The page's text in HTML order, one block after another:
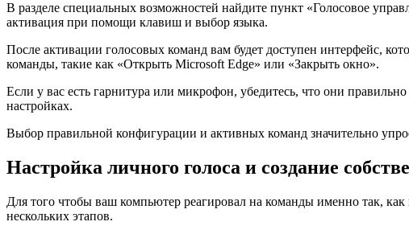
В разделе специальных возможностей найдите пункт «Голосовое
активация при помощи клавиш и выбор языка.
После активации голосовых команд вам будет доступен интерфейс,
команды, такие как «Открыть Microsoft Edge» или «Закрыть окно».
Если у вас есть гарнитура или микрофон, убедитесь, что они
настройках.
Выбор правильной конфигурации и активных команд значительно
Настройка личного голоса и создание
Для того чтобы ваш компьютер реагировал на команды именно так,
нескольких этапов.